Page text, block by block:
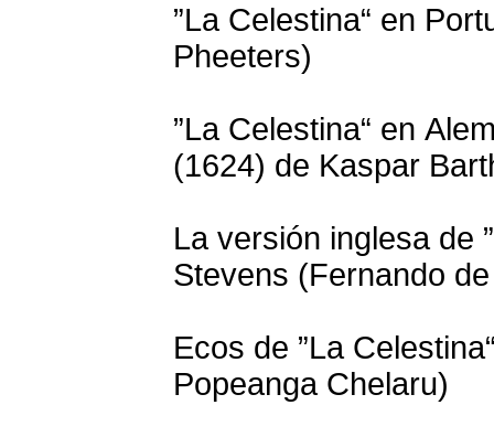
”La Celestina“ en
Pheeters)
”La Celestina“ en
(1624) de Kaspar
La versión inglesa de
Stevens (Fernando
Ecos de ”La
Popeanga Chelaru)